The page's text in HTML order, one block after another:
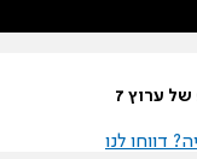
ערוץ 7
דווחו לנו